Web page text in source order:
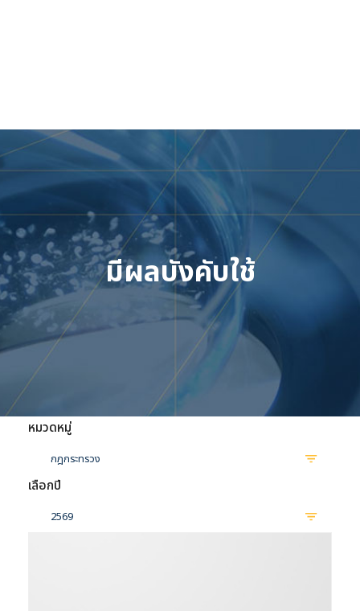
เข้าสู่ระบบ
มีผลบังคับใช้
หมวดหมู่
กฎกระทรวง
เลือกปี
2569